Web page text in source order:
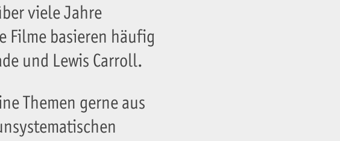
viele Jahre
Filme basieren häufig
und Lewis Carroll.
Themen gerne aus